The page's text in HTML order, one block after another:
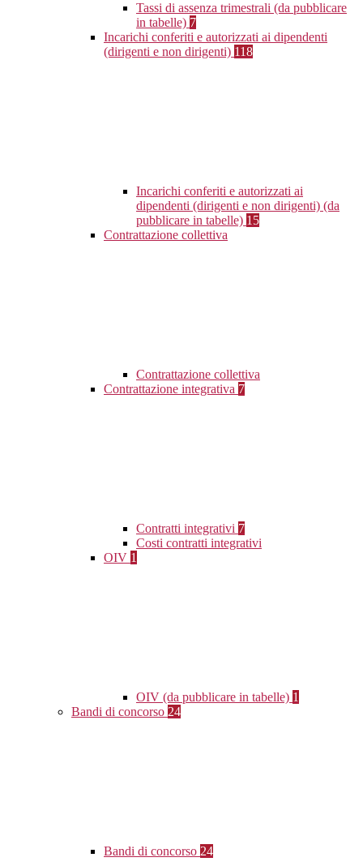
Tassi di assenza trimestrali (da pubblicare
in tabelle) 7
Incarichi conferiti e autorizzati ai dipendenti
(dirigenti e non dirigenti) 118
Incarichi conferiti e autorizzati ai
dipendenti (dirigenti e non dirigenti) (da
pubblicare in tabelle) 15
Contrattazione collettiva
Contrattazione collettiva
Contrattazione integrativa 7
Contratti integrativi 7
Costi contratti integrativi
OIV 1
OIV (da pubblicare in tabelle) 1
Bandi di concorso 24
Bandi di concorso 24